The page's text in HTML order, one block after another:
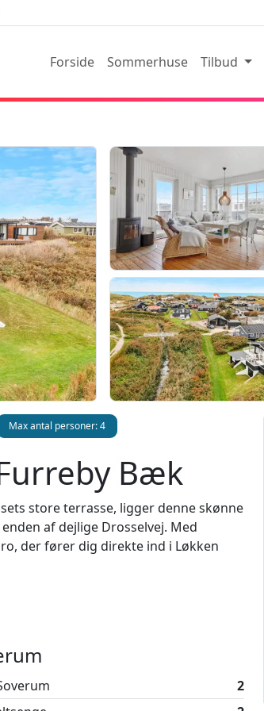
Forside Sommerhuse Tilbud
Max antal personer: 4
Bæk
store terrasse, ligger denne skønne
af dejlige Drosselvej. Med
der fører dig direkte ind i Løkken
du broen og fortsætter ligeud,
ligger for enden af Drosselvej med
2